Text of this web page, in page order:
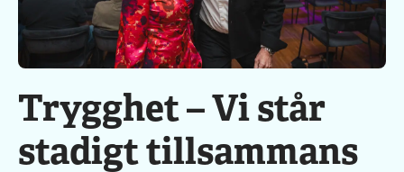
Trygghet – Vi står
stadigt tillsammans